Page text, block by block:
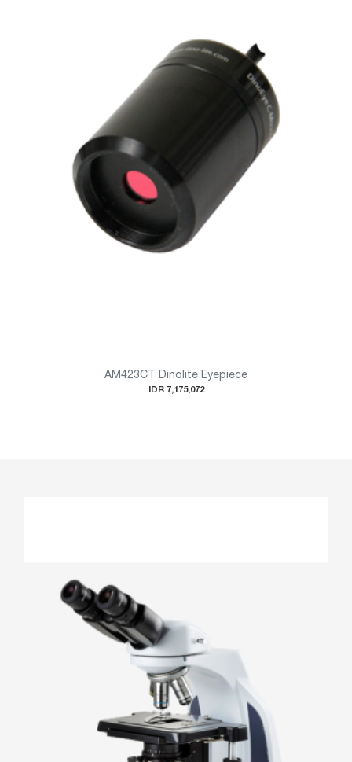
AM423CT Dinolite Eyepiece
IDR 7,175,072